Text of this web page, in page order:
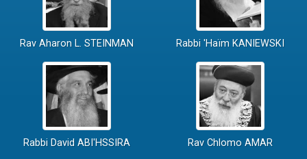
Rav Aharon L. STEINMAN Rabbi 'Haïm KANIEWSKI
Rabbi David ABI'HSSIRA Rav Chlomo AMAR